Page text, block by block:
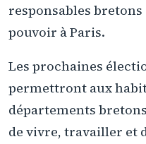
responsables
pouvoir à Paris.
Les prochaines
permettront aux
départements
de vivre, travailler et